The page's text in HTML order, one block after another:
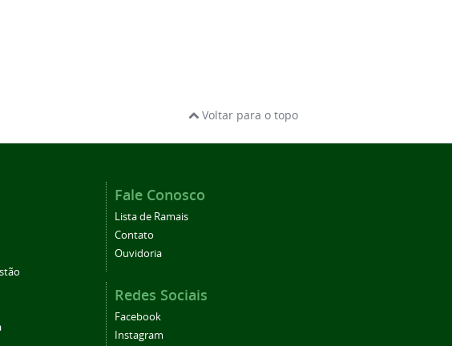
Voltar para o topo
Fale Conosco
Lista de Ramais
Contato
Ouvidoria
Redes Sociais
Facebook
Instagram